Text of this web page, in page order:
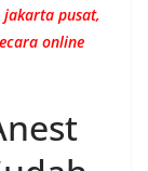
jakarta pusat,
online